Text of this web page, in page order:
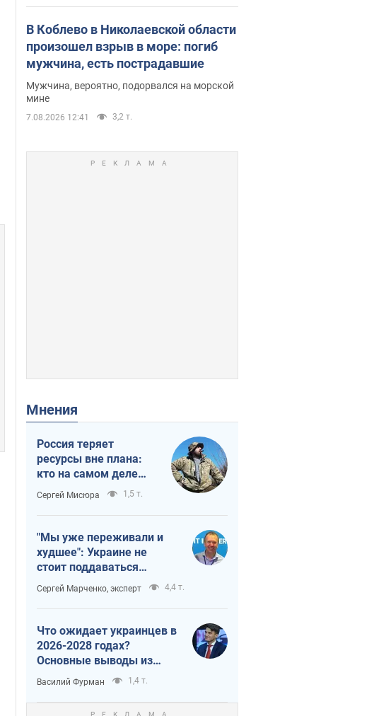
В Коблево в Николаевской области
произошел взрыв в море: погиб
мужчина, есть пострадавшие
Мужчина, вероятно, подорвался на морской
мине
7.08.2026 12:41 3,2 т.
Мнения
Россия теряет
ресурсы вне плана:
кто на самом деле
диктует темп войны
Сергей Мисюра 1,5 т.
"Мы уже переживали и
худшее": Украине не
стоит поддаваться
отчаянию из-за
ракетного террора
Сергей Марченко, эксперт 4,4 т.
Что ожидает украинцев в
2026-2028 годах?
Основные выводы из
новых прогнозов от НБУ
Василий Фурман 1,4 т.